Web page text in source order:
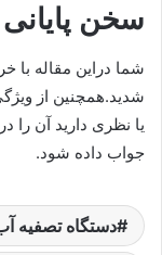
سخن پایانی
شما دراین مقاله با
شدید.همچنین از
یا نظری دارید آن
جواب داده شود.
دستگاه تصفیه